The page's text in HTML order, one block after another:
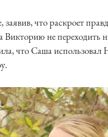
что раскроет
не переходить
что Саша использовал